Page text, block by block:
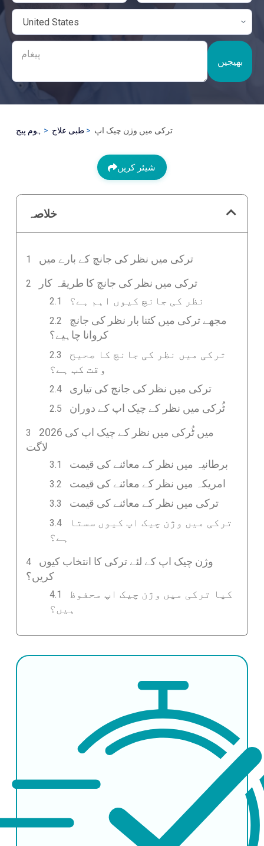
بھیجیں
ہوم پیج طبی علاج ترکی میں وژن چیک اپ
شیئر کریں
خلاصہ
ترکی میں نظر کی جانچ کے بارے میں
ترکی میں نظر کی جانچ کا طریقہ کار
نظر کی جانچ کیوں اہم ہے؟
مجھے ترکی میں کتنا بار نظر کی جانچ
کروانا چاہیے؟
ترکی میں نظر کی جانچ کا صحیح
وقت کب ہے؟
ترکی میں نظر کی جانچ کی تیاری
ٹُرکی میں نظر کے چیک اپ کے دوران
2026 میں ٹُرکی میں نظر کے چیک اپ کی
لاگت
برطانیہ میں نظر کے معائنے کی قیمت
امریکہ میں نظر کے معائنے کی قیمت
ترکی میں نظر کے معائنے کی قیمت
ترکی میں وژن چیک اپ کیوں سستا
ہے؟
وژن چیک اپ کے لئے ترکی کا انتخاب کیوں
کریں؟
کیا ترکی میں وژن چیک اپ محفوظ
ہیں؟